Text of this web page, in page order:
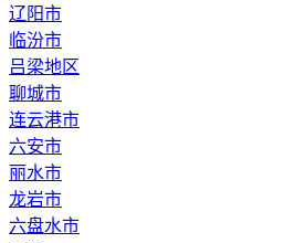
辽阳市
临汾市
吕梁地区
聊城市
连云港市
六安市
丽水市
龙岩市
六盘水市